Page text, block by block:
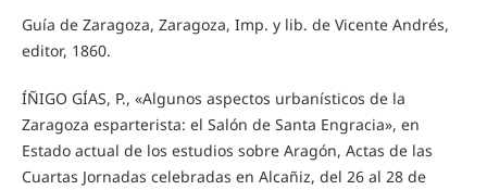
Guía de Zaragoza, Zaragoza, Imp. y lib. de Vicente Andrés,
editor, 1860.
ÍÑIGO GÍAS, P., «Algunos aspectos urbanísticos de la
Zaragoza esparterista: el Salón de Santa Engracia», en
Estado actual de los estudios sobre Aragón, Actas de las
Cuartas Jornadas celebradas en Alcañiz, del 26 al 28 de